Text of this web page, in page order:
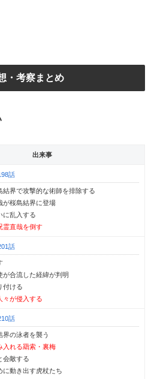
・考察まとめ
出来事
話
結界で攻撃的な術師を排除する
が桜島結界に登場
に乱入する
霊直哉を倒す
話
が合流した経緯が判明
付ける
々が侵入する
話
界の泳者を襲う
入れる羂索・裏梅
会敵する
に動き出す虎杖たち